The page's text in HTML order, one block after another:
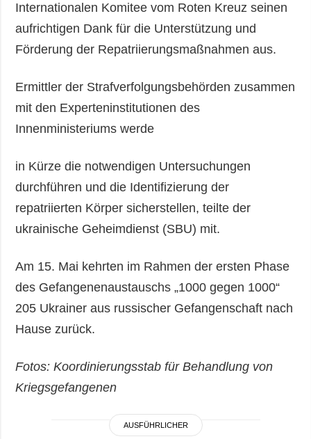
Internationalen Komitee vom Roten Kreuz seinen
aufrichtigen Dank für die Unterstützung und
Förderung der Repatriierungsmaßnahmen aus.
Ermittler der Strafverfolgungsbehörden zusammen
mit den Experteninstitutionen des
Innenministeriums werde
in Kürze die notwendigen Untersuchungen
durchführen und die Identifizierung der
repatriierten Körper sicherstellen, teilte der
ukrainische Geheimdienst (SBU) mit.
Am 15. Mai kehrten im Rahmen der ersten Phase
des Gefangenenaustauschs „1000 gegen 1000“
205 Ukrainer aus russischer Gefangenschaft nach
Hause zurück.
Fotos: Koordinierungsstab für Behandlung von
Kriegsgefangenen
AUSFÜHRLICHER